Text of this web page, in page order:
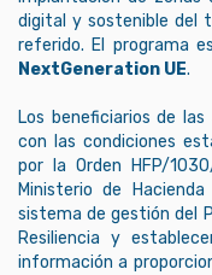
digital y sostenible del
referido. El programa
NextGeneration UE.
Los beneficiarios de
con las condiciones
por la Orden HFP/
Ministerio de
sistema de gestión del
Resiliencia y
información a